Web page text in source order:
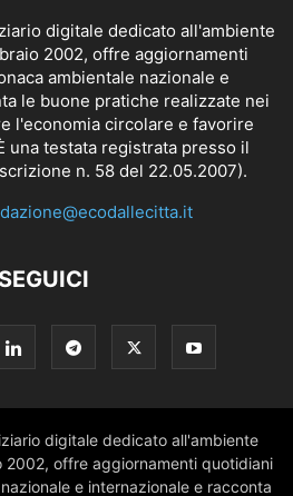
digitale dedicato all'ambiente
2002, offre aggiornamenti
ambientale nazionale e
le buone pratiche realizzate nei
l'economia circolare e favorire
una testata registrata presso il
n. 58 del 22.05.2007).
SEGUICI
digitale dedicato all'ambiente
2002, offre aggiornamenti quotidiani
e internazionale e racconta